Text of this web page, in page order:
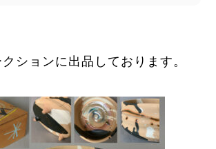
ションに出品しております。